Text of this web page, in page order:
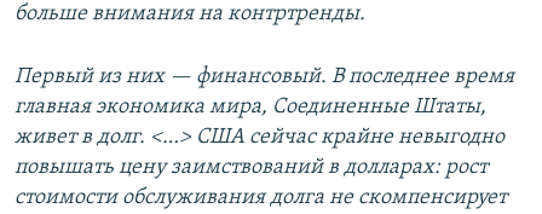
больше внимания на контртренды.
Первый из них — финансовый. В последнее время
главная экономика мира, Соединенные Штаты,
живет в долг. <…> США сейчас крайне невыгодно
повышать цену заимствований в долларах: рост
стоимости обслуживания долга не скомпенсирует